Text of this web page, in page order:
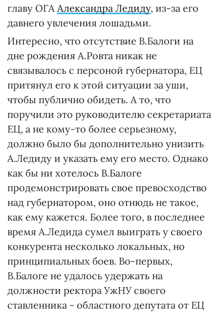
главу ОГА Александра Ледиду, из-за его
давнего увлечения лошадьми.
Интересно, что отсутствие В.Балоги на
дне рождения А.Ровта никак не
связывалось с персоной губернатора, ЕЦ
притянул его к этой ситуации за уши,
чтобы публично обидеть. А то, что
поручили это руководителю секретариата
ЕЦ, а не кому-то более серьезному,
должно было бы дополнительно унизить
А.Ледиду и указать ему его место. Однако
как бы ни хотелось В.Балоге
продемонстрировать свое превосходство
над губернатором, оно отнюдь не такое,
как ему кажется. Более того, в последнее
время А.Ледида сумел выиграть у своего
конкурента несколько локальных, но
принципиальных боев. Во-первых,
В.Балоге не удалось удержать на
должности ректора УжНУ своего
ставленника - областного депутата от ЕЦ